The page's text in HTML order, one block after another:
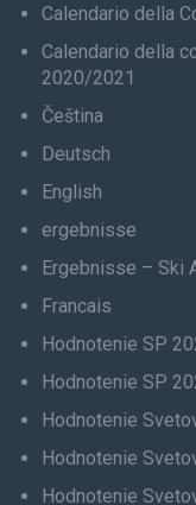
Calendario della
Calendario della
2020/2021
Čeština
Deutsch
English
ergebnisse
Ergebnisse – Ski
Francais
Hodnotenie SP
Hodnotenie SP
Hodnotenie
Hodnotenie
Hodnotenie